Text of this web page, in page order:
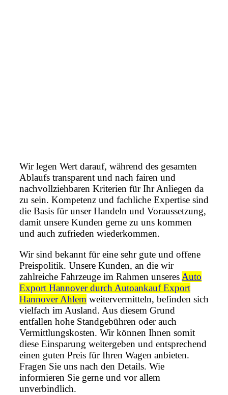
Wir legen Wert darauf, während des gesamten
Ablaufs transparent und nach fairen und
nachvollziehbaren Kriterien für Ihr Anliegen da
zu sein. Kompetenz und fachliche Expertise sind
die Basis für unser Handeln und Voraussetzung,
damit unsere Kunden gerne zu uns kommen
und auch zufrieden wiederkommen.
Wir sind bekannt für eine sehr gute und offene
Preispolitik. Unsere Kunden, an die wir
zahlreiche Fahrzeuge im Rahmen unseres Auto
Export Hannover durch Autoankauf Export
Hannover Ahlem weitervermitteln, befinden sich
vielfach im Ausland. Aus diesem Grund
entfallen hohe Standgebühren oder auch
Vermittlungskosten. Wir können Ihnen somit
diese Einsparung weitergeben und entsprechend
einen guten Preis für Ihren Wagen anbieten.
Fragen Sie uns nach den Details. Wie
informieren Sie gerne und vor allem
unverbindlich.